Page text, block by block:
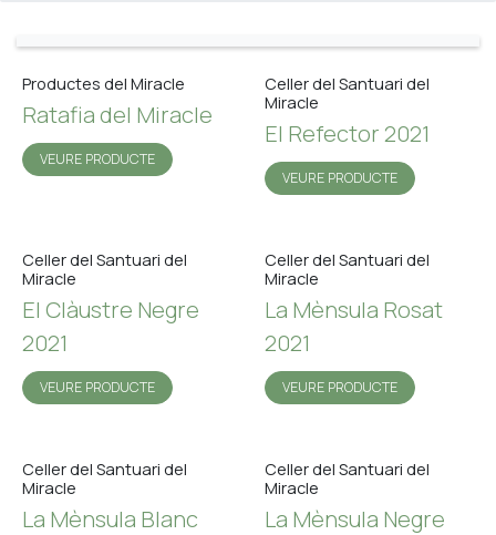
Productes del Miracle
Ratafia del Miracle
VEURE PRODUCTE
Celler del Santuari del
Miracle
El Refector 2021
VEURE PRODUCTE
Celler del Santuari del
Miracle
El Clàustre Negre
2021
VEURE PRODUCTE
Celler del Santuari del
Miracle
La Mènsula Rosat
2021
VEURE PRODUCTE
Celler del Santuari del
Miracle
La Mènsula Blanc
Celler del Santuari del
Miracle
La Mènsula Negre